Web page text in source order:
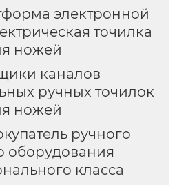
электронной
точилка
ножей
каналов
ручных точилок
ножей
ручного
оборудования
класса